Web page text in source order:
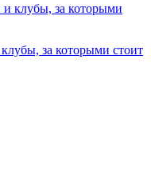
за которыми стоит